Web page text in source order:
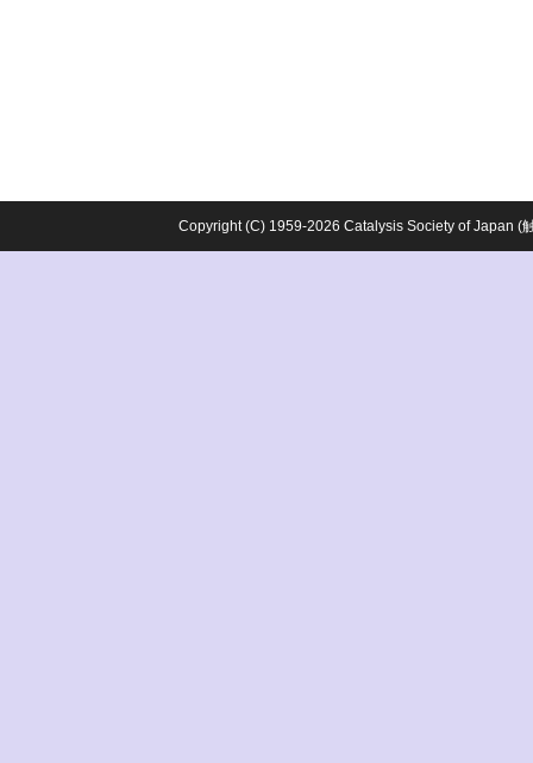
Copyright (C) 1959-2026 Catalysis Society of Japan (